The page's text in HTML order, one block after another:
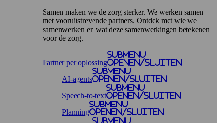
Samen maken we de zorg sterker. We werken samen
met vooruitstrevende partners. Ontdek met wie we
samenwerken en wat deze samenwerkingen betekenen
voor de zorg.
Partner per oplossing
Submenu
openen/sluiten
AI-agents
Submenu
openen/sluiten
Speech-to-text
Submenu
openen/sluiten
Planning
Submenu
openen/sluiten
Submenu